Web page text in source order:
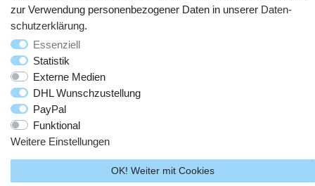
© Copyright 2025 webtotrade GmbH. Alle Rechte vorbehalten.
zur Verwendung personenbezogener Daten in unserer Daten­
schutz­erklärung.
Essenziell
Statistik
Externe Medien
DHL Wunschzustellung
PayPal
Funktional
Weitere Einstellungen
OK! Weiter mit Cookies